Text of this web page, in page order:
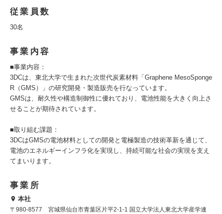
従業員数
30名
事業内容
■事業内容：
3DCは、東北大学で生まれた次世代炭素材料「Graphene MesoSponge
R（GMS）」の研究開発・製造販売を行なっています。
GMSは、耐久性や構造制御性に優れており、電池性能を大きく向上さ
せることが期待されています。
■取り組む課題：
3DCはGMSの電池材料としての開発と電極製造の技術革新を通じて、
電池のエネルギーインフラ化を実現し、持続可能な社会の実現を支え
てまいります。
事業所
本社
〒980-8577 宮城県仙台市青葉区片平2-1-1 国立大学法人東北大学産学連